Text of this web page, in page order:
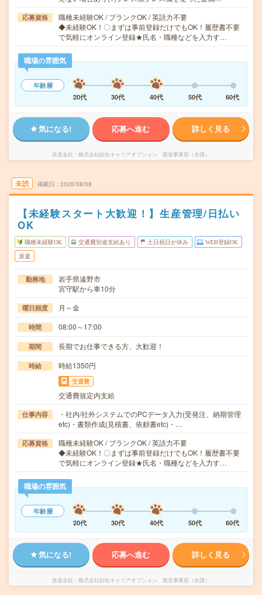
応募資格
職種未経験OK / ブランクOK / 英語力不要
◆未経験OK！〇まずは事前登録だけでもOK！履歴書不要
で気軽にオンライン登録★氏名・職種などを入力す…
職場の雰囲気
年齢層
20代
30代 40代 50代 60代
気になる! 応募へ進む 詳しく見る
派遣会社 株式会社綜合キャリアオプション 製造事業部（全国）
未読 掲載日 2026/08/08
【未経験スタート大歓迎！】生産管理/日払い
OK
職種未経験OK 交通費別途支給あり 土日祝日が休み WEB登録OK
派遣
勤務地
岩手県遠野市
宮守駅から車10分
曜日頻度 月～金
時間 08:00～17:00
期間 長期でお仕事できる方、大歓迎！
時給 時給1350円
交通費
交通費規定内支給
仕事内容
・社内/社外システムでのPCデータ入力(受発注、納期管理
etc)・書類作成(見積書、依頼書etc)・…
応募資格
職種未経験OK / ブランクOK / 英語力不要
◆未経験OK！〇まずは事前登録だけでもOK！履歴書不要
で気軽にオンライン登録★氏名・職種などを入力す…
職場の雰囲気
年齢層
20代
30代 40代 50代 60代
気になる! 応募へ進む 詳しく見る
派遣会社 株式会社綜合キャリアオプション 製造事業部（全国）